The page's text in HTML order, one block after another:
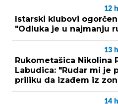
12 h
Istarski klubovi
"Odluka je u najmanju
13 h
Rukometašica Nikolina
Labudica: "Rudar mi je
priliku da izađem iz
14 h